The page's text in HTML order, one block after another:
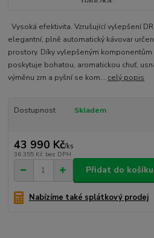
Vysoká efektivita. Vzrušující vylepšení
elegantní, plně automatický kávovar
prostory. Díky vylepšeným
poskytuje bohatou, aromatickou chuť,
výměnu zrn a pyšní se kom... celý popis
Dostupnost Skladem
43 990 Kč/ks
36 355 Kč bez DPH
Přidat do košíku
Nabízíme také splátkový prodej